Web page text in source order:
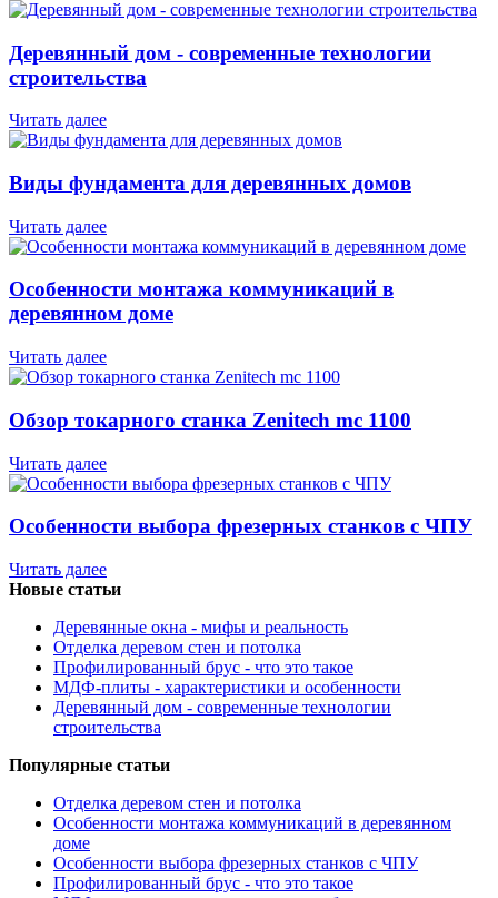
Деревянный дом - современные технологии
строительства
Читать далее
Виды фундамента для деревянных домов
Читать далее
Особенности монтажа коммуникаций в
деревянном доме
Читать далее
Обзор токарного станка Zenitech mc 1100
Читать далее
Особенности выбора фрезерных станков с ЧПУ
Читать далее
Новые статьи
Деревянные окна - мифы и реальность
Отделка деревом стен и потолка
Профилированный брус - что это такое
МДФ-плиты - характеристики и особенности
Деревянный дом - современные технологии
строительства
Популярные статьи
Отделка деревом стен и потолка
Особенности монтажа коммуникаций в деревянном
доме
Особенности выбора фрезерных станков с ЧПУ
Профилированный брус - что это такое